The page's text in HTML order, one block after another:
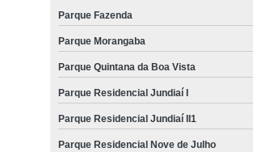
Parque Fazenda
Parque Morangaba
Parque Quintana da Boa Vista
Parque Residencial Jundiaí I
Parque Residencial Jundiaí II1
Parque Residencial Nove de Julho